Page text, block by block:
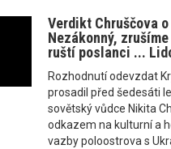
Verdikt Chruščova o
Nezákonný,
ruští poslanci ...
Rozhodnutí odevzdat
prosadil před šedesáti
sovětský vůdce Nikita
odkazem na kulturní a
vazby poloostrova s